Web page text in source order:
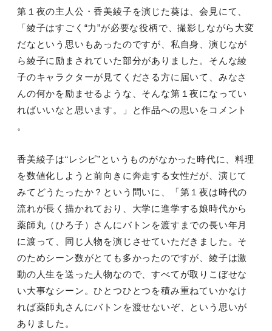
第１夜の主人公・香美綾子を演じた葵は、会見にて、
「綾子はすご く“力”が必要な役柄で、撮影しながら大変
だなという思いもあっ たのですが、私自身、演じなが
ら綾子に励まされていた部分があり ました。そんな綾
子のキャラクターが見てくださる方に届いて、みなさ
んの何かを励ませるような、そんな第１夜になってい
ればいいなと思います。」と作品への思いをコメント
。
香美綾子は“レシピ”というものがなかった時代に、料理
を数値化 しようと前向きに奔走する女性だが、演じて
みてどうたったか？ という問いに、「第１夜は時代の
流れが長く描かれており、大学に進学する娘時代から
薬師丸（ひろ子）さんにバトンを渡すまでの長い年月
に渡って、同じ人物を演じさせていただきました。そ
のためシーン数がとても多かったのですが、綾子は激
動の人生を送った人物なので、すべてが取りこぼせな
い大事なシーン。ひとつひとつを積み重ねていかなけ
れば薬師丸さんにバトンを渡せないぞ、 という思いが
ありました。